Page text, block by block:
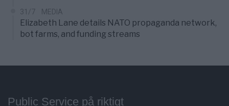
31/7 MEDIA
Elizabeth Lane details NATO propaganda network,
bot farms, and funding streams
Public Service på riktigt